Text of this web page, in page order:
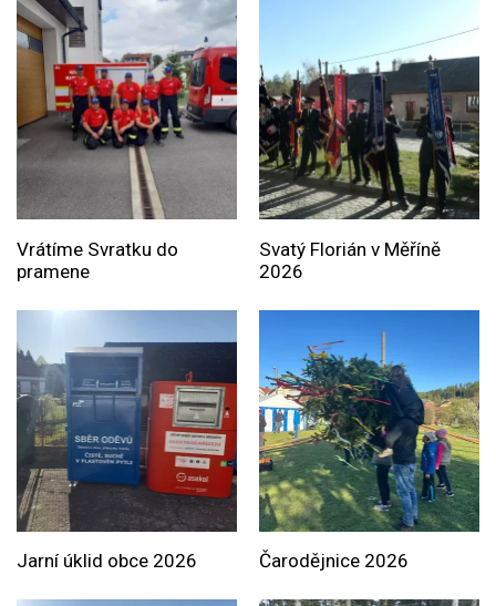
Vrátíme Svratku do
pramene
Svatý Florián v Měříně
2026
Jarní úklid obce 2026 Čarodějnice 2026